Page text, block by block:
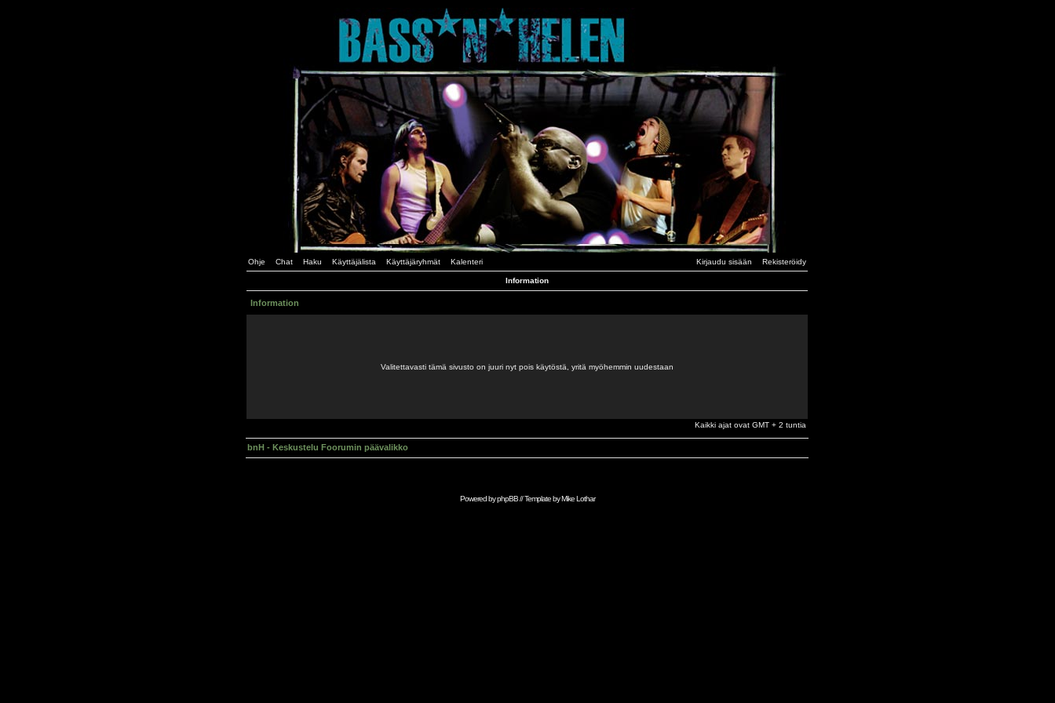
Ohje Chat Haku Käyttäjälista Käyttäjäryhmät Kalenteri Kirjaudu sisään Rekisteröidy
Information
Information
Valitettavasti tämä sivusto on juuri nyt pois käytöstä, yritä myöhemmin uudestaan
Kaikki ajat ovat GMT + 2 tuntia
bnH - Keskustelu Foorumin päävalikko
Powered byphpBB// Template byMike Lothar